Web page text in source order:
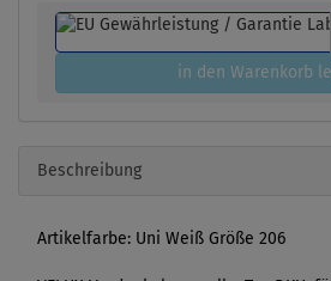
in den Warenkorb
Beschreibung
Artikelfarbe: Uni Weiß Größe 206